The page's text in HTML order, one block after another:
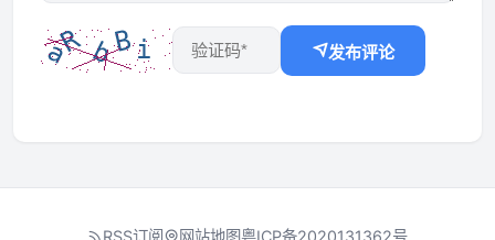
发布评论
RSS订阅 网站地图粤ICP备2020131362号